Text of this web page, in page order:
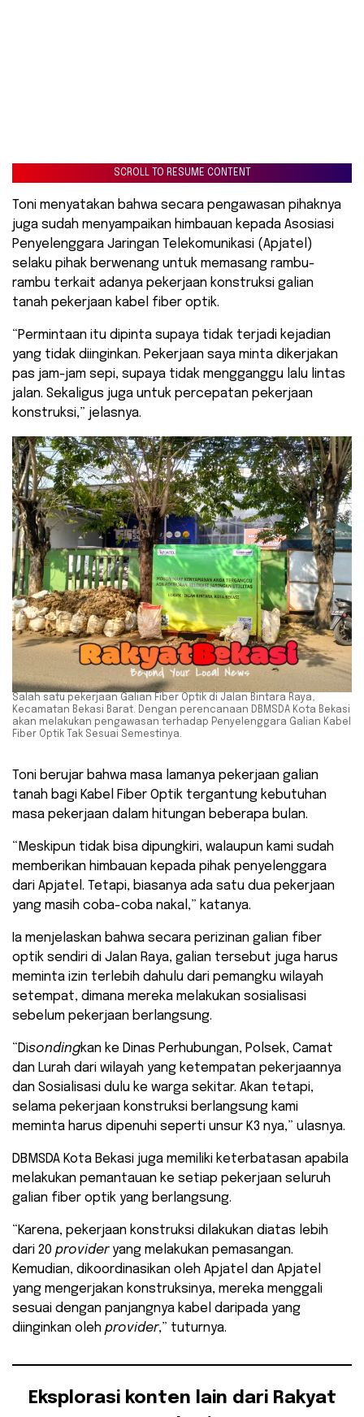
SCROLL TO RESUME CONTENT
Toni menyatakan bahwa secara pengawasan pihaknya
juga sudah menyampaikan himbauan kepada Asosiasi
Penyelenggara Jaringan Telekomunikasi (Apjatel)
selaku pihak berwenang untuk memasang rambu-
rambu terkait adanya pekerjaan konstruksi galian
tanah pekerjaan kabel fiber optik.
“Permintaan itu dipinta supaya tidak terjadi kejadian
yang tidak diinginkan. Pekerjaan saya minta dikerjakan
pas jam-jam sepi, supaya tidak mengganggu lalu lintas
jalan. Sekaligus juga untuk percepatan pekerjaan
konstruksi,” jelasnya.
Salah satu pekerjaan Galian Fiber Optik di Jalan Bintara Raya,
Kecamatan Bekasi Barat. Dengan perencanaan DBMSDA Kota Bekasi
akan melakukan pengawasan terhadap Penyelenggara Galian Kabel
Fiber Optik Tak Sesuai Semestinya.
Toni berujar bahwa masa lamanya pekerjaan galian
tanah bagi Kabel Fiber Optik tergantung kebutuhan
masa pekerjaan dalam hitungan beberapa bulan.
“Meskipun tidak bisa dipungkiri, walaupun kami sudah
memberikan himbauan kepada pihak penyelenggara
dari Apjatel. Tetapi, biasanya ada satu dua pekerjaan
yang masih coba-coba nakal,” katanya.
Ia menjelaskan bahwa secara perizinan galian fiber
optik sendiri di Jalan Raya, galian tersebut juga harus
meminta izin terlebih dahulu dari pemangku wilayah
setempat, dimana mereka melakukan sosialisasi
sebelum pekerjaan berlangsung.
“Disondingkan ke Dinas Perhubungan, Polsek, Camat
dan Lurah dari wilayah yang ketempatan pekerjaannya
dan Sosialisasi dulu ke warga sekitar. Akan tetapi,
selama pekerjaan konstruksi berlangsung kami
meminta harus dipenuhi seperti unsur K3 nya,” ulasnya.
DBMSDA Kota Bekasi juga memiliki keterbatasan apabila
melakukan pemantauan ke setiap pekerjaan seluruh
galian fiber optik yang berlangsung.
“Karena, pekerjaan konstruksi dilakukan diatas lebih
dari 20 provider yang melakukan pemasangan.
Kemudian, dikoordinasikan oleh Apjatel dan Apjatel
yang mengerjakan konstruksinya, mereka menggali
sesuai dengan panjangnya kabel daripada yang
diinginkan oleh provider,” tuturnya.
Eksplorasi konten lain dari Rakyat